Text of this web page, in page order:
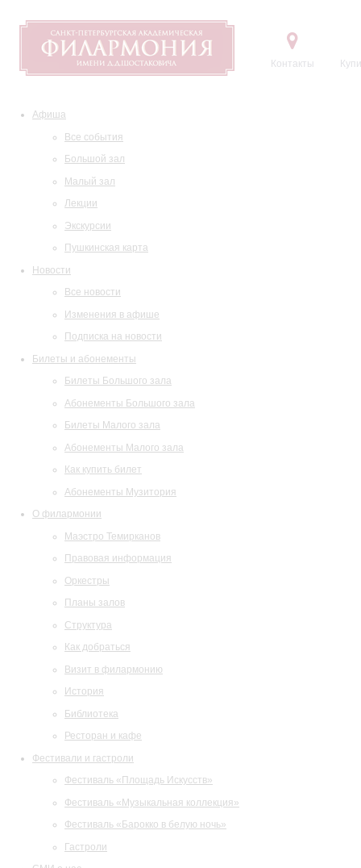
Контакты
Афиша
Все события
Большой зал
Малый зал
Лекции
Экскурсии
Пушкинская карта
Новости
Все новости
Изменения в афише
Подписка на новости
Билеты и абонементы
Билеты Большого зала
Абонементы Большого зала
Билеты Малого зала
Абонементы Малого зала
Как купить билет
Абонементы Музитория
О филармонии
Маэстро Темирканов
Правовая информация
Оркестры
Планы залов
Структура
Как добраться
Визит в филармонию
История
Библиотека
Ресторан и кафе
Фестивали и гастроли
Фестиваль «Площадь Искусств»
Фестиваль «Музыкальная коллекция»
Фестиваль «Барокко в белую ночь»
Гастроли